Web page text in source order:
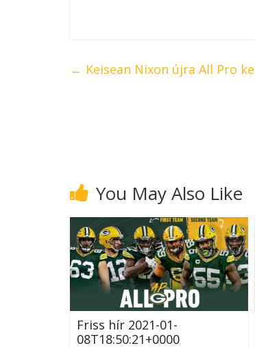
← Keisean Nixon újra All Pro
You May Also Like
Friss hír 2021-01-
08T18:50:21+0000